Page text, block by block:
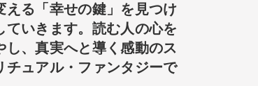
える「幸せの鍵」を見つけ
ていきます。読む人の心を
し、真実へと導く感動のス
チュアル・ファンタジーで